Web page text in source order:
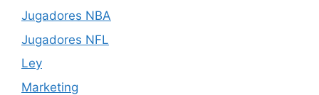
Jugadores NBA
Jugadores NFL
Ley
Marketing